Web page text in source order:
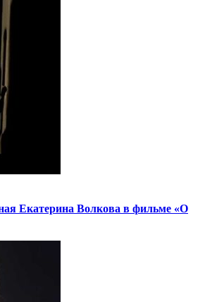
Екатерина Волкова в фильме «О